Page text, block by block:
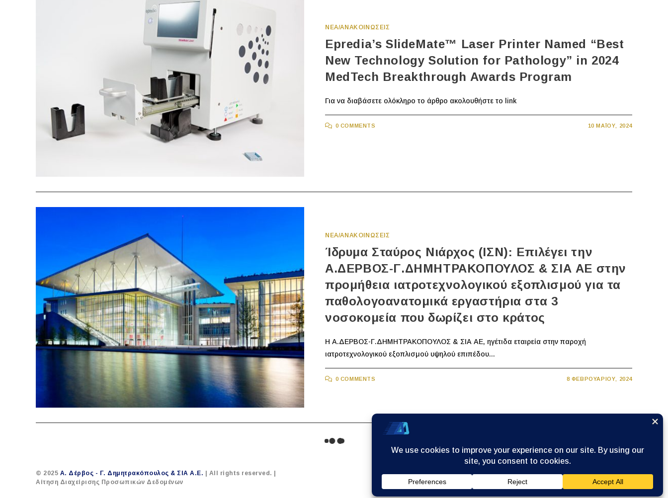
ΝΕΑ/ΑΝΑΚΟΙΝΩΣΕΙΣ
Epredia’s SlideMate™ Laser Printer Named “Best
New Technology Solution for Pathology” in 2024
MedTech Breakthrough Awards Program
Για να διαβάσετε ολόκληρο το άρθρο ακολουθήστε το link
0 COMMENTS 10 ΜΑΪ́ΟΥ, 2024
ΝΕΑ/ΑΝΑΚΟΙΝΩΣΕΙΣ
Ίδρυμα Σταύρος Νιάρχος (ΙΣΝ): Επιλέγει την
Α.ΔΕΡΒΟΣ-Γ.ΔΗΜΗΤΡΑΚΟΠΟΥΛΟΣ & ΣΙΑ ΑΕ στην
προμήθεια ιατροτεχνολογικού εξοπλισμού για τα
παθολογοανατομικά εργαστήρια στα 3
νοσοκομεία που δωρίζει στο κράτος
Η Α.ΔΕΡΒΟΣ-Γ.ΔΗΜΗΤΡΑΚΟΠΟΥΛΟΣ & ΣΙΑ ΑΕ, ηγέτιδα εταιρεία στην παροχή
ιατροτεχνολογικού εξοπλισμού υψηλού επιπέδου...
0 COMMENTS 8 ΦΕΒΡΟΥΑΡΊΟΥ, 2024
ΝΕΑ/ΑΝΑΚΟΙΝΩΣΕΙΣ